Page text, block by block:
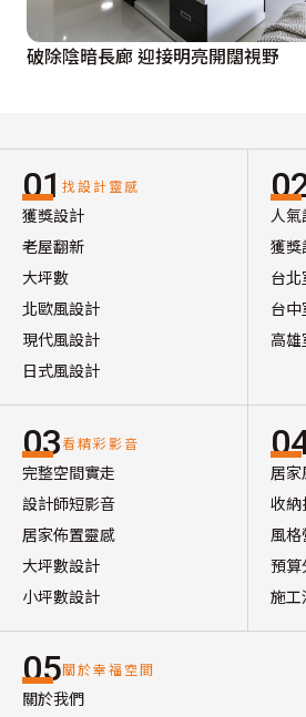
破除陰暗長廊 迎接明亮開闊視野
01 找設計靈感
獲獎設計
老屋翻新
大坪數
北歐風設計
現代風設計
日式風設計
人氣
獲獎
台
台
高
03看精彩影音
完整空間實走
設計師短影音
居家佈置靈感
大坪數設計
小坪數設計
居家
收納
風格
預算
施工
05關於幸福空間
關於我們